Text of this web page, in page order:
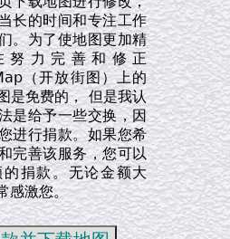
长的时间和专注工作
。为了使地图更加精
努力完善和修正
（开放街图）上的
是免费的， 但是我认
是给予一些交换，因
进行捐款。如果您希
完善该服务，您可以
捐款。无论金额大
感激您。